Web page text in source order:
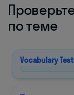
по теме